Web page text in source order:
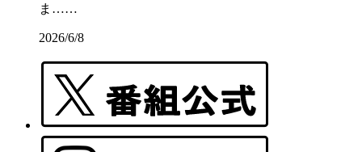
ま……
2026/6/8